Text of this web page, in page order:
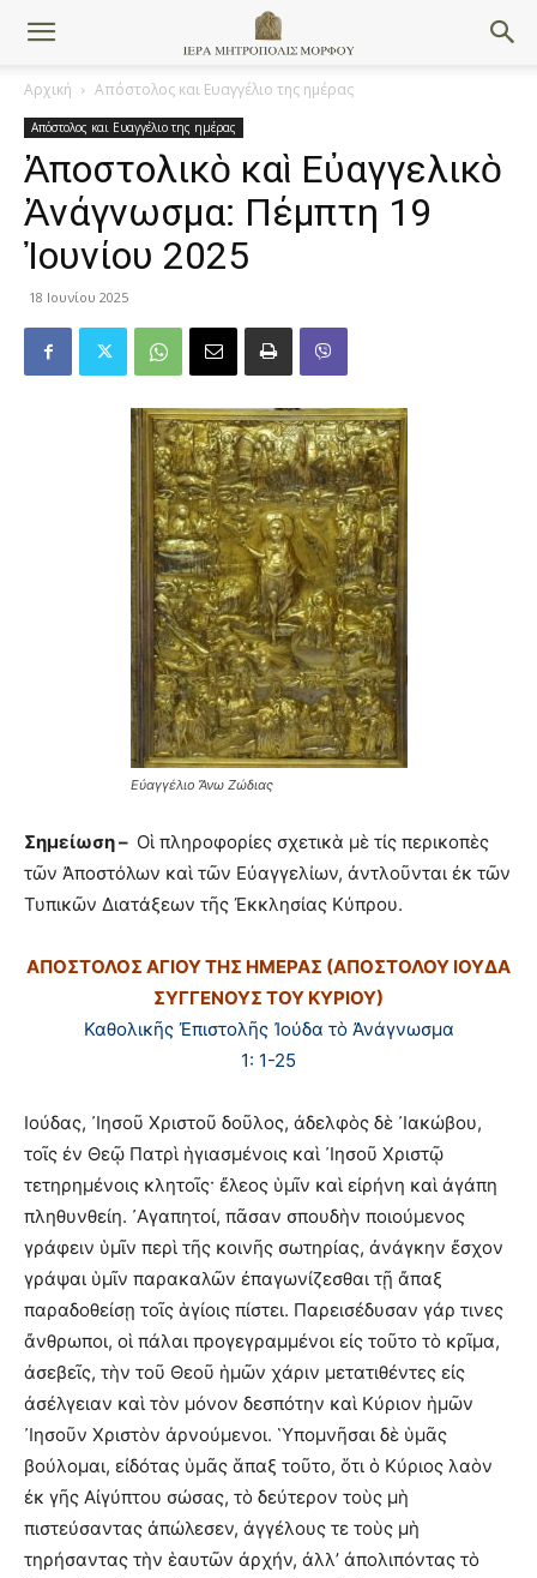
Αρχική Απόστολος και Ευαγγέλιο της ημέρας
Απόστολος και Ευαγγέλιο της ημέρας
Ἀποστολικὸ καὶ Εὐαγγελικὸ
Ἀνάγνωσμα: Πέμπτη 19
Ἰουνίου 2025
18 Ιουνίου 2025
Εὐαγγέλιο Ἄνω Ζώδιας
Σημείωση – Οἱ πληροφορίες σχετικὰ μὲ τίς περικοπὲς
τῶν Ἀποστόλων καὶ τῶν Εὐαγγελίων, ἀντλοῦνται ἐκ τῶν
Τυπικῶν Διατάξεων τῆς Ἐκκλησίας Κύπρου.
ΑΠΟΣΤΟΛΟΣ ΑΓΙΟΥ ΤΗΣ ΗΜΕΡΑΣ (ΑΠΟΣΤΟΛΟΥ ΙΟΥΔΑ
ΣΥΓΓΕΝΟΥΣ ΤΟΥ ΚΥΡΙΟΥ)
Καθολικῆς Ἐπιστολῆς Ἰούδα τὸ Ἀνάγνωσμα
1: 1-25
Ιούδας, ᾽Ιησοῦ Χριστοῦ δοῦλος, ἀδελφὸς δὲ ᾽Ιακώβου,
τοῖς ἐν Θεῷ Πατρὶ ἡγιασμένοις καὶ ᾽Ιησοῦ Χριστῷ
τετηρημένοις κλητοῖς· ἔλεος ὑμῖν καὶ εἰρήνη καὶ ἀγάπη
πληθυνθείη. ᾽Αγαπητοί, πᾶσαν σπουδὴν ποιούμενος
γράφειν ὑμῖν περὶ τῆς κοινῆς σωτηρίας, ἀνάγκην ἔσχον
γράψαι ὑμῖν παρακαλῶν ἐπαγωνίζεσθαι τῇ ἄπαξ
παραδοθείσῃ τοῖς ἁγίοις πίστει. Παρεισέδυσαν γάρ τινες
ἄνθρωποι, οἱ πάλαι προγεγραμμένοι εἰς τοῦτο τὸ κρῖμα,
ἀσεβεῖς, τὴν τοῦ Θεοῦ ἡμῶν χάριν μετατιθέντες εἰς
ἀσέλγειαν καὶ τὸν μόνον δεσπότην καὶ Κύριον ἡμῶν
᾽Ιησοῦν Χριστὸν ἀρνούμενοι. ῾Υπομνῆσαι δὲ ὑμᾶς
βούλομαι, εἰδότας ὑμᾶς ἅπαξ τοῦτο, ὅτι ὁ Κύριος λαὸν
ἐκ γῆς Αἰγύπτου σώσας, τὸ δεύτερον τοὺς μὴ
πιστεύσαντας ἀπώλεσεν, ἀγγέλους τε τοὺς μὴ
τηρήσαντας τὴν ἑαυτῶν ἀρχήν, ἀλλ’ ἀπολιπόντας τὸ